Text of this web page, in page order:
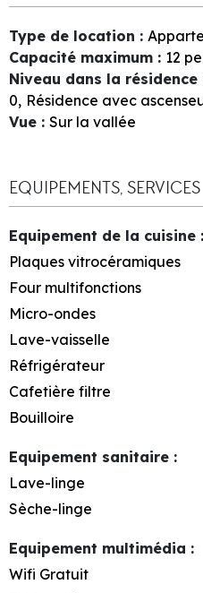
Type de location :
Capacité maximum : 12
Niveau dans la résidence
0 Résidence avec
Vue : Sur la vallée
EQUIPEMENTS, SERVICES
Equipement de la cuisine :
Plaques vitrocéramiques
Four multifonctions
Micro-ondes
Lave-vaisselle
Réfrigérateur
Cafetière filtre
Bouilloire
Equipement sanitaire :
Lave-linge
Sèche-linge
Equipement multimédia :
Wifi Gratuit